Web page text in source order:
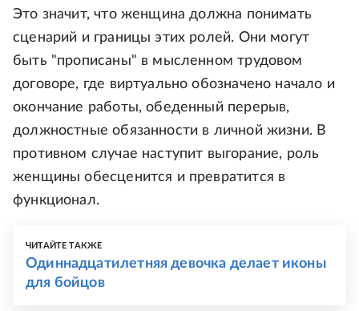
Это значит, что женщина должна понимать
сценарий и границы этих ролей. Они могут
быть "прописаны" в мысленном трудовом
договоре, где виртуально обозначено начало и
окончание работы, обеденный перерыв,
должностные обязанности в личной жизни. В
противном случае наступит выгорание, роль
женщины обесценится и превратится в
функционал.
ЧИТАЙТЕ ТАКЖЕ
Одиннадцатилетняя девочка делает иконы
для бойцов